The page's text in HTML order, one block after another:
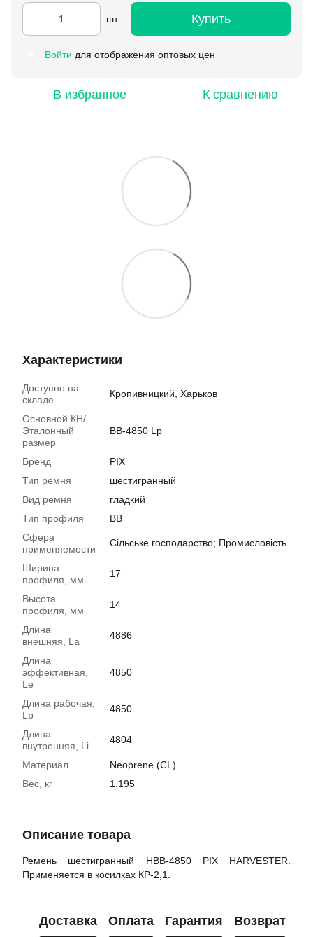
шт. Купить
Войти для отображения оптовых цен
В избранное К сравнению
Характеристики
Доступно на
складе
Кропивницкий, Харьков
Основной КН/
Эталонный
размер
BB-4850 Lp
Бренд
PIX
Тип ремня
шестигранный
Вид ремня
гладкий
Тип профиля
BB
Сфера
применяемости
Сільське господарство; Промисловість
Ширина
профиля, мм
17
Высота
профиля, мм
14
Длина
внешняя, La
4886
Длина
эффективная,
Le
4850
Длина рабочая,
Lp
4850
Длина
внутренняя, Li
4804
Материал
Neoprene (CL)
Вес, кг
1.195
Описание товара
Ремень шестигранный НВВ-4850 PIX HARVESTER.
Применяется в косилках КР-2,1.
Доставка Оплата Гарантия Возврат